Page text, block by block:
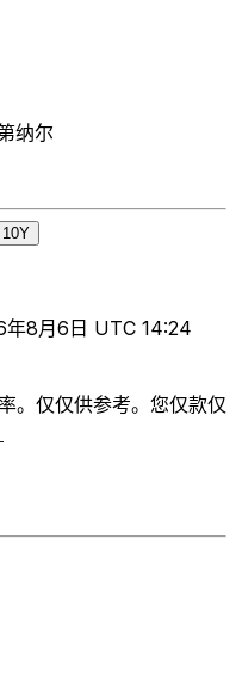
纳尔
10Y
8月6日 UTC 14:24
。仅仅供参考。您仅款仅